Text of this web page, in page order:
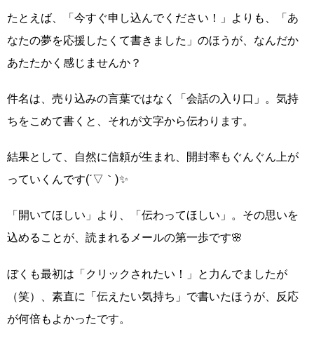
たとえば、「今すぐ申し込んでください！」よりも、「あ
なたの夢を応援したくて書きました」のほうが、なんだか
あたたかく感じませんか？
件名は、売り込みの言葉ではなく「会話の入り口」。気持
ちをこめて書くと、それが文字から伝わります。
結果として、自然に信頼が生まれ、開封率もぐんぐん上が
っていくんです(´▽｀)✨
「開いてほしい」より、「伝わってほしい」。その思いを
込めることが、読まれるメールの第一歩です🌸
ぼくも最初は「クリックされたい！」と力んでましたが
（笑）、素直に「伝えたい気持ち」で書いたほうが、反応
が何倍もよかったです。